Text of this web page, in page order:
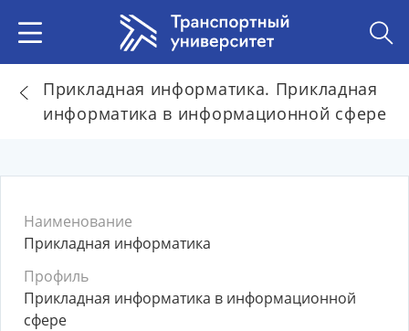
Прикладная информатика. Прикладная
информатика в информационной сфере
Наименование
Прикладная информатика
Профиль
Прикладная информатика в информационной
сфере